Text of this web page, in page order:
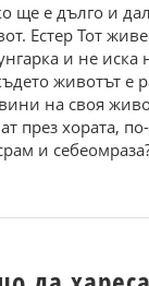
ще е дълго и
Естер Тот
и не
животът е
на своя
през хората,
и